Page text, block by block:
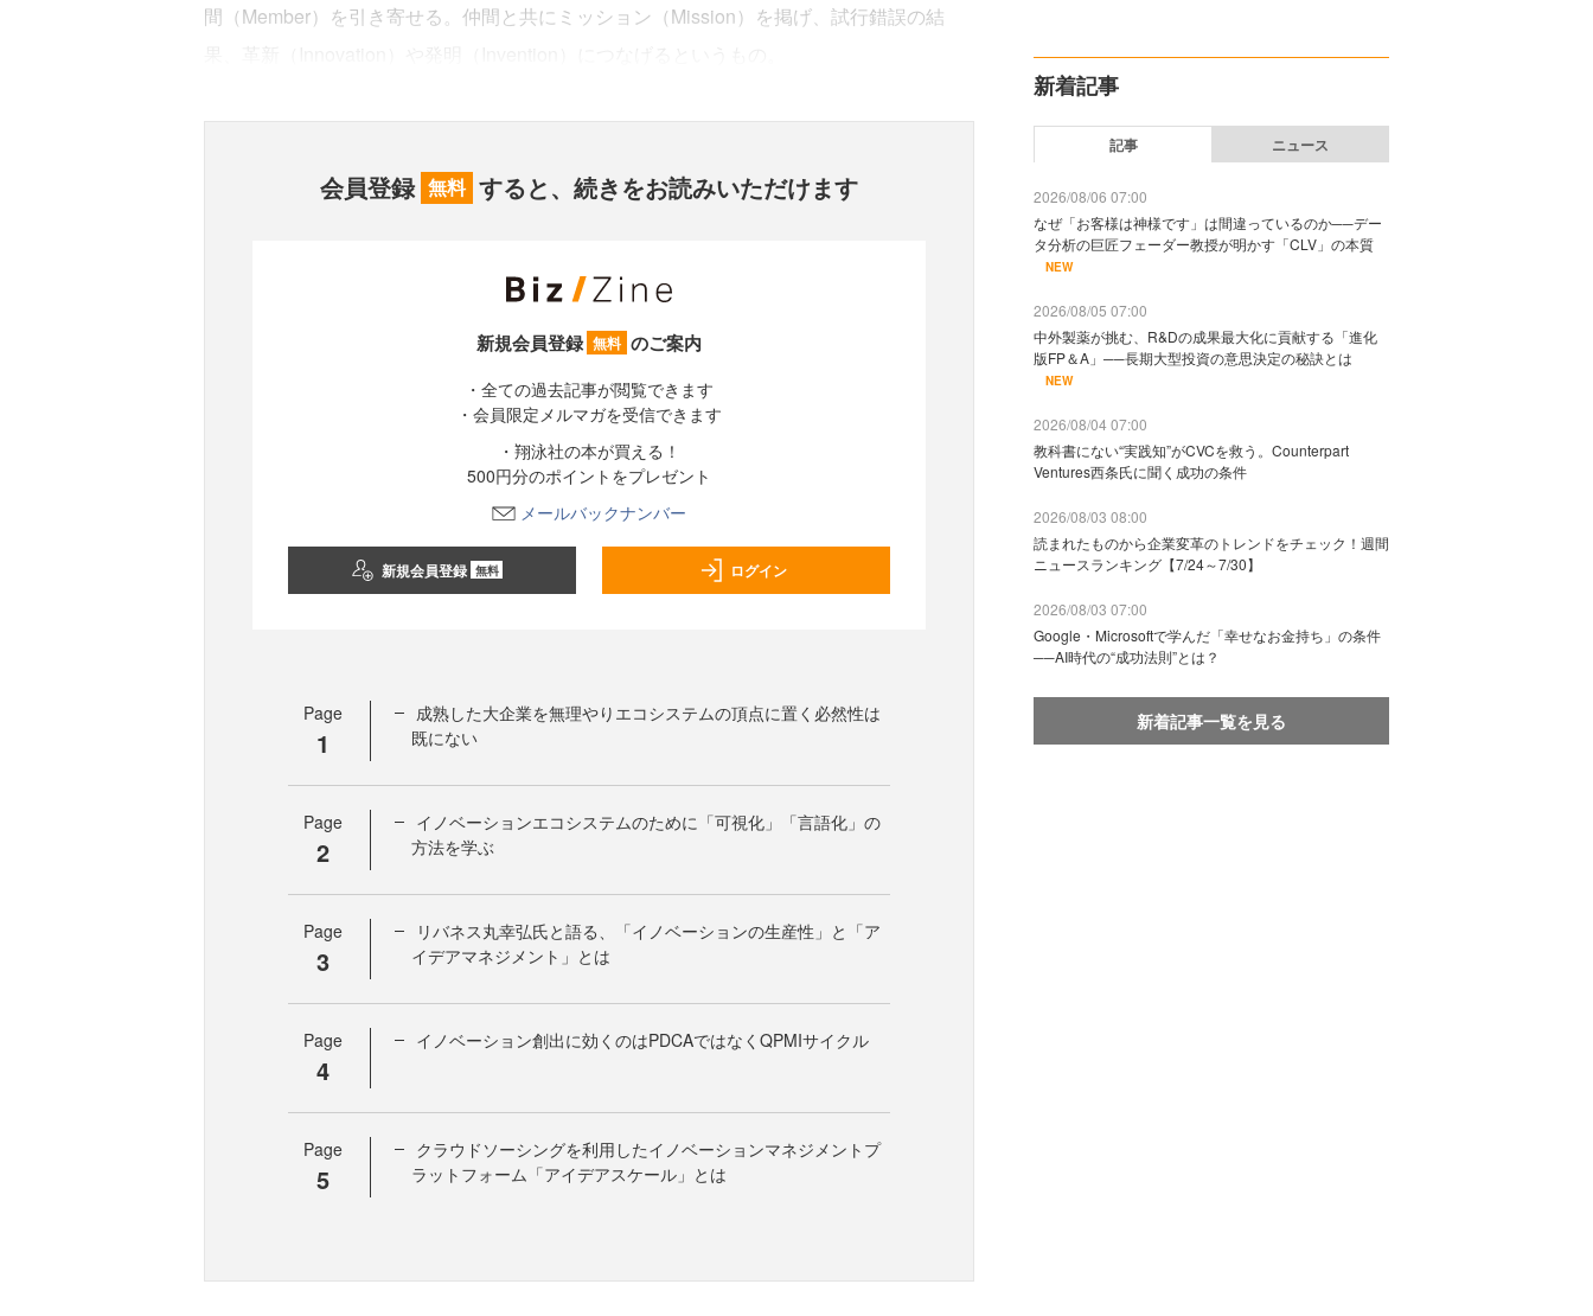
間（Member）を引き寄せる。仲間と共にミッション（Mission）を掲げ、試行錯誤の結
会員登録 無料 すると、続きをお読みいただけます
新規会員登録 無料 のご案内
・全ての過去記事が閲覧できます
・会員限定メルマガを受信できます
・翔泳社の本が買える！
500円分のポイントをプレゼント
メールバックナンバー
新規会員登録 無料 ログイン
Page
1
成熟した大企業を無理やりエコシステムの頂点に置く必然性は
既にない
Page
2
イノベーションエコシステムのために「可視化」「言語化」の
方法を学ぶ
Page
3
リバネス丸幸弘氏と語る、「イノベーションの生産性」と「ア
イデアマネジメント」とは
Page
4
イノベーション創出に効くのはPDCAではなくQPMIサイクル
Page
5
クラウドソーシングを利用したイノベーションマネジメントプ
ラットフォーム「アイデアスケール」とは
新着記事
記事 ニュース
2026/08/06 07:00
なぜ「お客様は神様です」は間違っているのか──デー
タ分析の巨匠フェーダー教授が明かす「CLV」の本質
NEW
2026/08/05 07:00
中外製薬が挑む、R&Dの成果最大化に貢献する「進化
版FP＆A」──長期大型投資の意思決定の秘訣とは
NEW
2026/08/04 07:00
教科書にない“実践知”がCVCを救う。Counterpart
Ventures西条氏に聞く成功の条件
2026/08/03 08:00
読まれたものから企業変革のトレンドをチェック！週間
ニュースランキング【7/24～7/30】
2026/08/03 07:00
Google・Microsoftで学んだ「幸せなお金持ち」の条件
──AI時代の“成功法則”とは？
新着記事一覧を見る